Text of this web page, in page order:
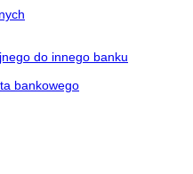
do innego banku
bankowego